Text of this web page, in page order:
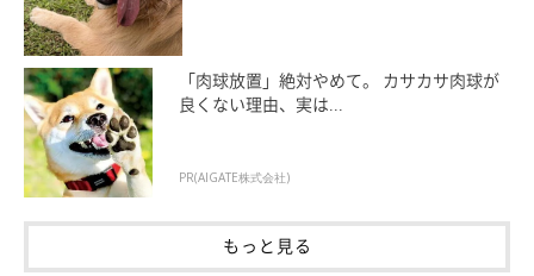
「じっと目を見つめてしっぽをすごく振る」
「首をかしげて熱い視線で飼い主を見てくる」
ヘソ天をする
「ヘソ天でもっとなでろアピールします」
「肉球放置」絶対やめて。 カサカサ肉球が
良くない理由、実は...
PR(AIGATE株式会社)
もっと見る